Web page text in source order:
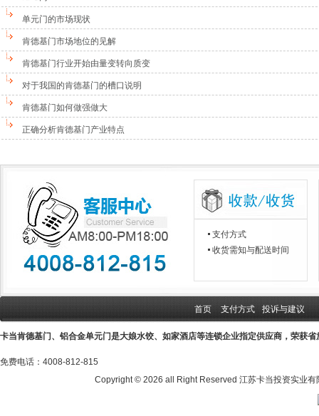
单元门的市场现状
肯德基门市场地位的见解
肯德基门行业开始由量变转向质变
对于我国的肯德基门的槽口说明
肯德基门如何做强做大
正确分析肯德基门产业特点
支付方式
收货需知与配送时间
首页 支付方式 投诉与建议
卡当肯德基门、铝合金单元门是大娘水饺、如家酒店等连锁企业指定供应商，荣获
免费电话：4008-812-815
Copyright © 2026 all Right Reserved 江苏卡当投资实业有